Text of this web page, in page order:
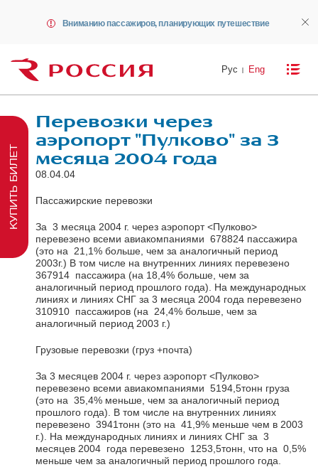
Вниманию пассажиров, планирующих путешествие
Рус Eng
Перевозки через
аэропорт "Пулково" за 3
месяца 2004 года
08.04.04
Пассажирские перевозки
За 3 месяца 2004 г. через аэропорт <Пулково>
перевезено всеми авиакомпаниями 678824 пассажира
(это на 21,1% больше, чем за аналогичный период
2003г.) В том числе на внутренних линиях перевезено
367914 пассажира (на 18,4% больше, чем за
аналогичный период прошлого года). На международных
линиях и линиях СНГ за 3 месяца 2004 года перевезено
310910 пассажиров (на 24,4% больше, чем за
аналогичный период 2003 г.)
Грузовые перевозки (груз +почта)
За 3 месяцев 2004 г. через аэропорт <Пулково>
перевезено всеми авиакомпаниями 5194,5тонн груза
(это на 35,4% меньше, чем за аналогичный период
прошлого года). В том числе на внутренних линиях
перевезено 3941тонн (это на 41,9% меньше чем в 2003
г.). На международных линиях и линиях СНГ за 3
месяцев 2004 года перевезено 1253,5тонн, что на 0,5%
меньше чем за аналогичный период прошлого года.
КУПИТЬ БИЛЕТ